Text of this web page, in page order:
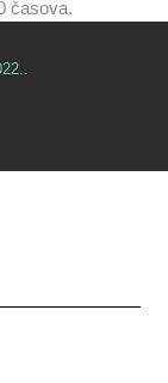
časova.